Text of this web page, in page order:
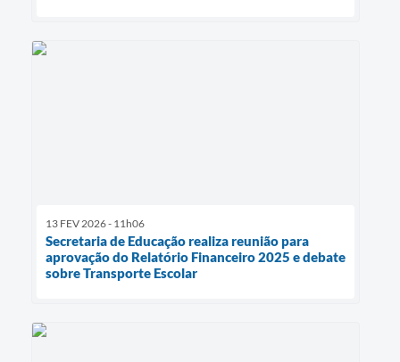
13 FEV 2026 - 11h06
Secretaria de Educação realiza reunião para
aprovação do Relatório Financeiro 2025 e debate
sobre Transporte Escolar